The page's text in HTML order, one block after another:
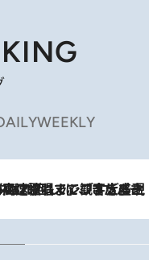
WEEKLY